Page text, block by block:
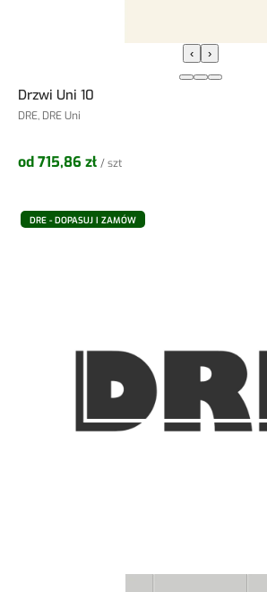
‹ ›
Drzwi Uni 10
DRE, DRE Uni
od 715,86 zł / szt
DRE - DOPASUJ I ZAMÓW